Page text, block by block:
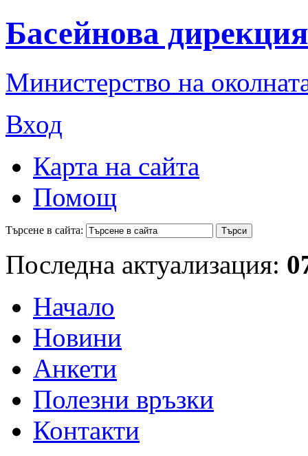
Басейнова
Министерство на
Вход
Карта на сайта
Помощ
Търсене в сайта:
Последна актуализация:
Начало
Новини
Анкети
Полезни връзки
Контакти